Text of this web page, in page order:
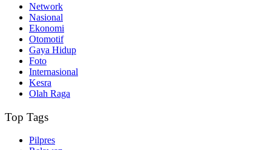
Network
Nasional
Ekonomi
Otomotif
Gaya Hidup
Foto
Internasional
Kesra
Olah Raga
Top Tags
Pilpres